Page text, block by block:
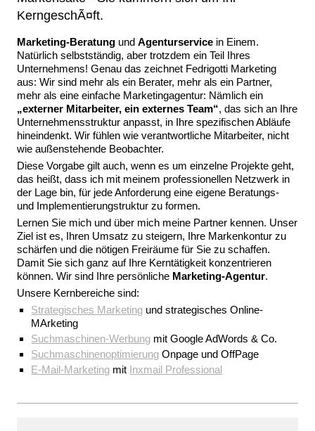
KerngeschÃ¤ft.
Marketing-Beratung undAgenturservice in Einem.
Natürlich selbstständig, aber trotzdem ein Teil Ihres
Unternehmens! Genau das zeichnet Fedrigotti Marketing
aus: Wir sind mehr als ein Berater, mehr als ein Partner,
mehr als eine einfache Marketingagentur: Nämlich ein
„externer Mitarbeiter, ein externes Team“, das sich an Ihre
Unternehmensstruktur anpasst, in Ihre spezifischen Abläufe
hineindenkt. Wir fühlen wie verantwortliche Mitarbeiter, nicht
wie außenstehende Beobachter.
Diese Vorgabe gilt auch, wenn es um einzelne Projekte geht,
das heißt, dass ich mit meinem professionellen Netzwerk in
der Lage bin, für jede Anforderung eine eigene Beratungs-
und Implementierungstruktur zu formen.
Lernen Sie mich und über mich meine Partner kennen. Unser
Ziel ist es, Ihren Umsatz zu steigern, Ihre Markenkontur zu
schärfen und die nötigen Freiräume für Sie zu schaffen.
Damit Sie sich ganz auf Ihre Kerntätigkeit konzentrieren
können. Wir sind Ihre persönliche Marketing-Agentur.
Unsere Kernbereiche sind:
Strategisches Marketing und strategisches Online-
MArketing
Suchmaschinen-Werbung mit Google AdWords & Co.
Suchmaschinenoptimierung Onpage und OffPage
E-Mail-Marketing mit Inxmail Professional